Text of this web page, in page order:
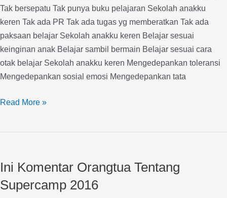
Tak bersepatu Tak punya buku pelajaran Sekolah anakku
keren Tak ada PR Tak ada tugas yg memberatkan Tak ada
paksaan belajar Sekolah anakku keren Belajar sesuai
keinginan anak Belajar sambil bermain Belajar sesuai cara
otak belajar Sekolah anakku keren Mengedepankan toleransi
Mengedepankan sosial emosi Mengedepankan tata
Read More »
Ini Komentar Orangtua Tentang
Supercamp 2016
Orangtua
Tentang
Supercamp